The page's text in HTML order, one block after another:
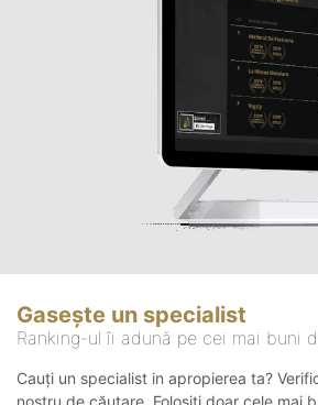
Gasește un specialist
Ranking-ul îi adună pe cei mai buni
Cauți un specialist in apropierea ta?
nostru de căutare. Folosiți doar cele mai